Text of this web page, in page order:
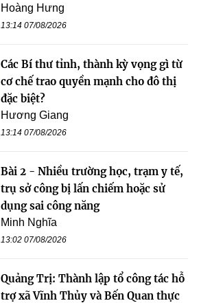
Hoàng Hưng
13:14 07/08/2026
Các Bí thư tỉnh, thành kỳ vọng gì từ
cơ chế trao quyền mạnh cho đô thị
đặc biệt?
Hương Giang
13:14 07/08/2026
Bài 2 - Nhiều trường học, trạm y tế,
trụ sở công bị lấn chiếm hoặc sử
dụng sai công năng
Minh Nghĩa
13:02 07/08/2026
Quảng Trị: Thành lập tổ công tác hỗ
trợ xã Vĩnh Thủy và Bến Quan thực